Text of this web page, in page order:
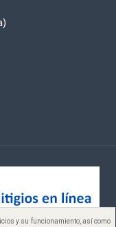
y su funcionamiento, así como